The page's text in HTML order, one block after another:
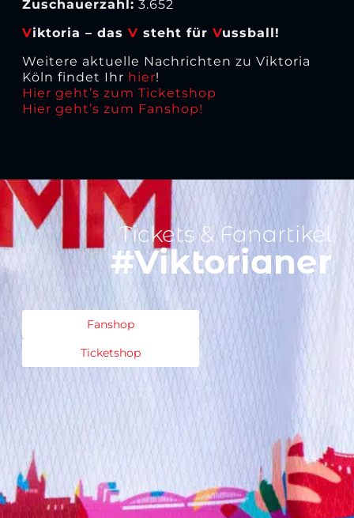
Zuschauerzahl: 3.652
Viktoria – das V steht für Vussball!
Weitere aktuelle Nachrichten zu Viktoria
Köln findet Ihr hier!
Hier geht’s zum Ticketshop
Hier geht’s zum Fanshop!
Tickets & Fanartikel
#Viktorianer
Fanshop
Ticketshop